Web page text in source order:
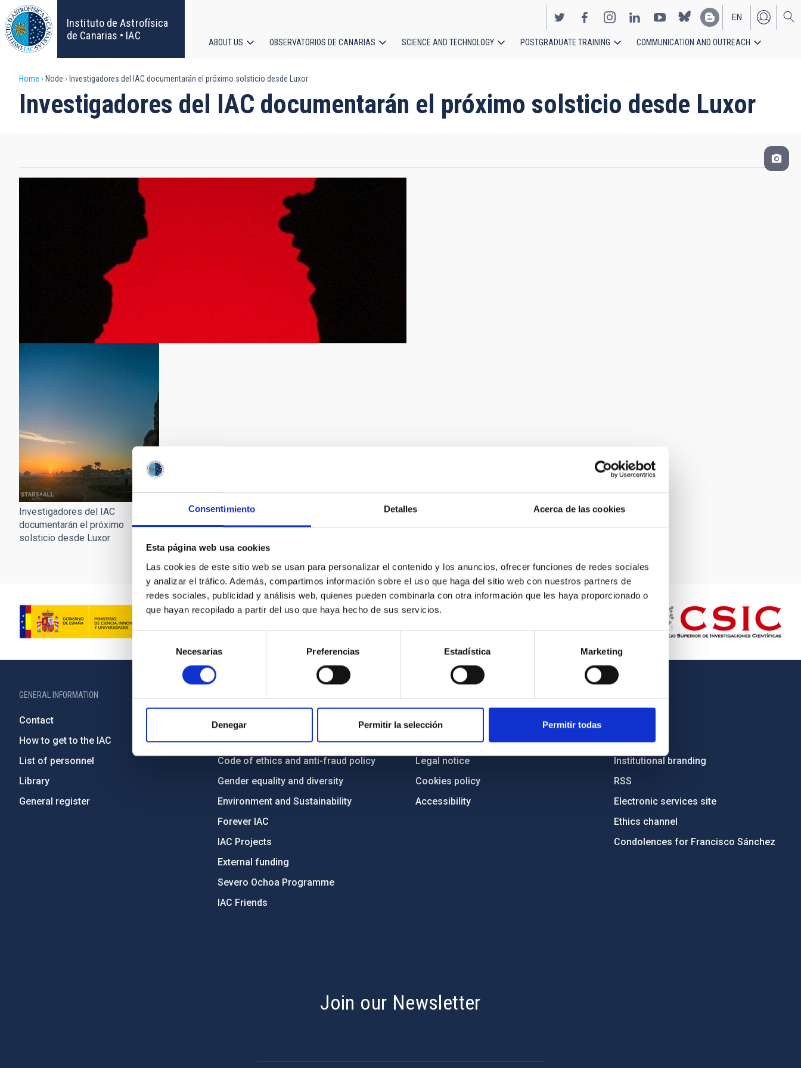
Consentimiento Detalles Acerca de las cookies
Esta página web usa cookies
Las cookies de este sitio web se usan para personalizar el contenido y los anuncios, ofrecer funciones de redes sociales
y analizar el tráfico. Además, compartimos información sobre el uso que haga del sitio web con nuestros partners de
redes sociales, publicidad y análisis web, quienes pueden combinarla con otra información que les haya proporcionado o
que hayan recopilado a partir del uso que haya hecho de sus servicios.
Selección
consentimiento
Necesarias Preferencias Estadística Marketing
Denegar Permitir la selección Permitir todas
Skip
to
main
content
Instituto de Astrofísica
de Canarias • IAC
EN
ES
navigation
ABOUT US OBSERVATORIOS DE CANARIAS SCIENCE AND TECHNOLOGY POSTGRADUATE TRAINING COMMUNICATION AND OUTREACH
Breadcrumb
Home Node Investigadores del IAC documentarán el próximo solsticio desde Luxor
Investigadores del IAC documentarán el próximo solsticio desde Luxor
Investigadores del IAC
documentarán el próximo
solsticio desde Luxor
GENERAL INFORMATION
Contact
How to get to the IAC
List of personnel
Library
General register
Legislation
Transparency
Code of ethics and anti-fraud policy
Gender equality and diversity
Environment and Sustainability
Forever IAC
IAC Projects
External funding
Severo Ochoa Programme
IAC Friends
Sitemap
Privacy policy
Legal notice
Cookies policy
Accessibility
Tenders
Institutional branding
RSS
Electronic services site
Ethics channel
Condolences for Francisco Sánchez
Join our Newsletter